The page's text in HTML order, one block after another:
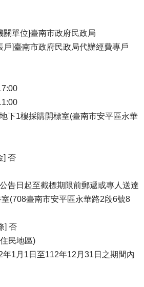
關單位]臺南市政府民政局
戶]臺南市政府民政局代辦經費專戶
下1樓採購開標室(臺南市安平區永華
] 否
告日起至截標期限前郵遞或專人送達
(708臺南市安平區永華路2段6號8
] 否
民地區)
年1月1日至112年12月31日之期間內